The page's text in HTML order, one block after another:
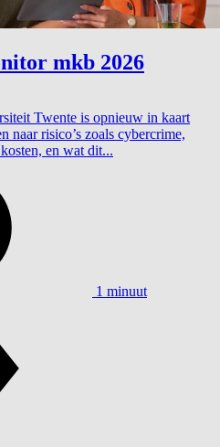
mkb 2026
Twente is opnieuw in kaart
naar risico’s zoals cybercrime,
en wat dit...
1 minuut